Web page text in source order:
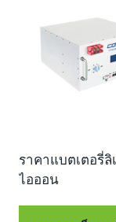
ราคาแบตเตอรี่ลิ
ไอออน